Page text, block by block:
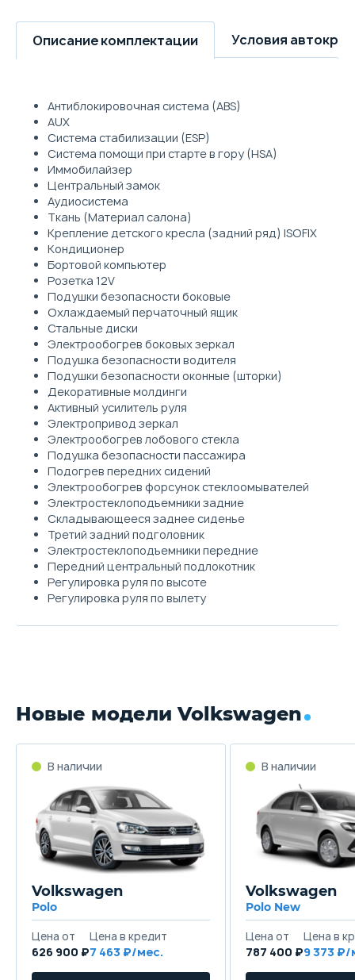
Описание комплектации Условия
Антиблокировочная система (ABS)
AUX
Система стабилизации (ESP)
Система помощи при старте в гору (HSA)
Иммобилайзер
Центральный замок
Аудиосистема
Ткань (Материал салона)
Крепление детского кресла (задний ряд) ISOFIX
Кондиционер
Бортовой компьютер
Розетка 12V
Подушки безопасности боковые
Охлаждаемый перчаточный ящик
Стальные диски
Электрообогрев боковых зеркал
Подушка безопасности водителя
Подушки безопасности оконные (шторки)
Декоративные молдинги
Активный усилитель руля
Электропривод зеркал
Электрообогрев лобового стекла
Подушка безопасности пассажира
Подогрев передних сидений
Электрообогрев форсунок стеклоомывателей
Электростеклоподъемники задние
Складывающееся заднее сиденье
Третий задний подголовник
Электростеклоподъемники передние
Передний центральный подлокотник
Регулировка руля по высоте
Регулировка руля по вылету
Новые модели Volkswagen
Volkswagen
Polo
626 900 ₽7 463
Volkswagen
Polo New
787 400 ₽9 373